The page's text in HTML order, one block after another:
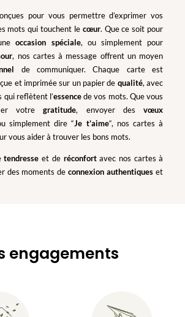
pour vous permettre d’exprimer vos
mots qui touchent le cœur. Que ce soit pour
occasion spéciale, ou simplement pour
, nos cartes à message offrent un moyen
de communiquer. Chaque carte est
et imprimée sur un papier de qualité, avec
qui reflètent l’essencede vos mots. Que vous
votregratitude, envoyer desvœux
simplement dire “Je t’aime“, nos cartes à
vous aider à trouver les bons mots.
tendresse et de réconfortavec nos cartes à
des moments deconnexion authentiques et
engagements